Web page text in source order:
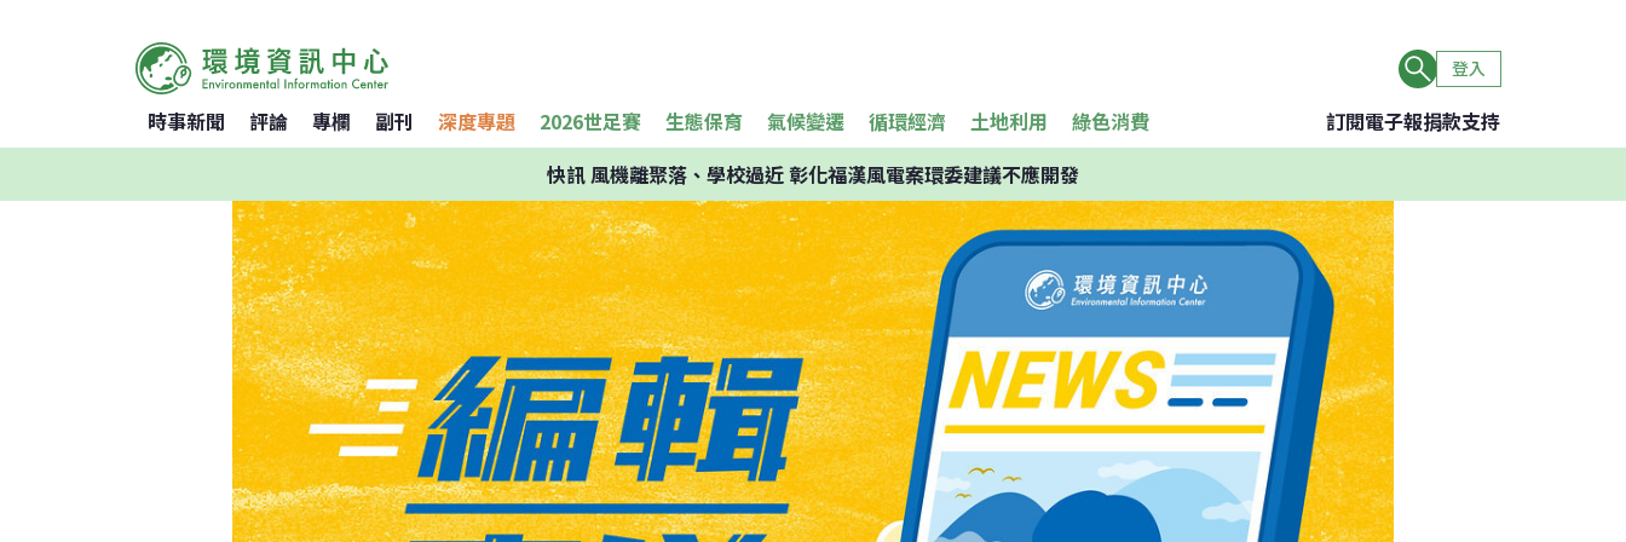
登入
時事新聞 評論 專欄 副刊 深度專題 2026世足賽 生態保育 氣候變遷 循環經濟 土地利用 綠色消費 訂閱電子報捐款支持
快訊風機離聚落、學校過近 彰化福漢風電案環委建議不應開發